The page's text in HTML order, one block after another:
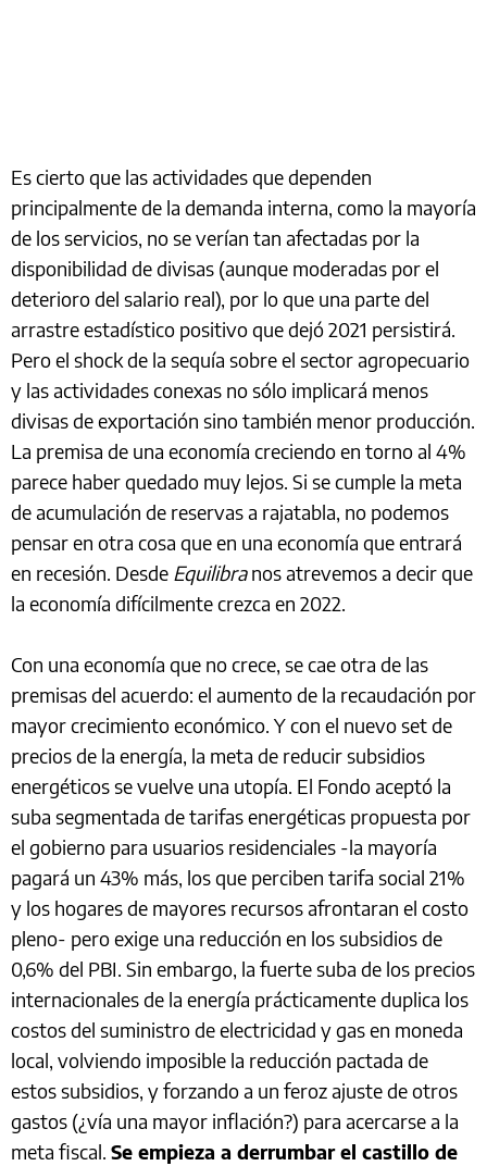
Es cierto que las actividades que dependen
principalmente de la demanda interna, como la mayoría
de los servicios, no se verían tan afectadas por la
disponibilidad de divisas (aunque moderadas por el
deterioro del salario real), por lo que una parte del
arrastre estadístico positivo que dejó 2021 persistirá.
Pero el shock de la sequía sobre el sector agropecuario
y las actividades conexas no sólo implicará menos
divisas de exportación sino también menor producción.
La premisa de una economía creciendo en torno al 4%
parece haber quedado muy lejos. Si se cumple la meta
de acumulación de reservas a rajatabla, no podemos
pensar en otra cosa que en una economía que entrará
en recesión. Desde Equilibranos atrevemos a decir que
la economía difícilmente crezca en 2022.
Con una economía que no crece, se cae otra de las
premisas del acuerdo: el aumento de la recaudación por
mayor crecimiento económico. Y con el nuevo set de
precios de la energía, la meta de reducir subsidios
energéticos se vuelve una utopía. El Fondo aceptó la
suba segmentada de tarifas energéticas propuesta por
el gobierno para usuarios residenciales -la mayoría
pagará un 43% más, los que perciben tarifa social 21%
y los hogares de mayores recursos afrontaran el costo
pleno- pero exige una reducción en los subsidios de
0,6% del PBI. Sin embargo, la fuerte suba de los precios
internacionales de la energía prácticamente duplica los
costos del suministro de electricidad y gas en moneda
local, volviendo imposible la reducción pactada de
estos subsidios, y forzando a un feroz ajuste de otros
gastos (¿vía una mayor inflación?) para acercarse a la
meta fiscal. Se empieza a derrumbar el castillo de